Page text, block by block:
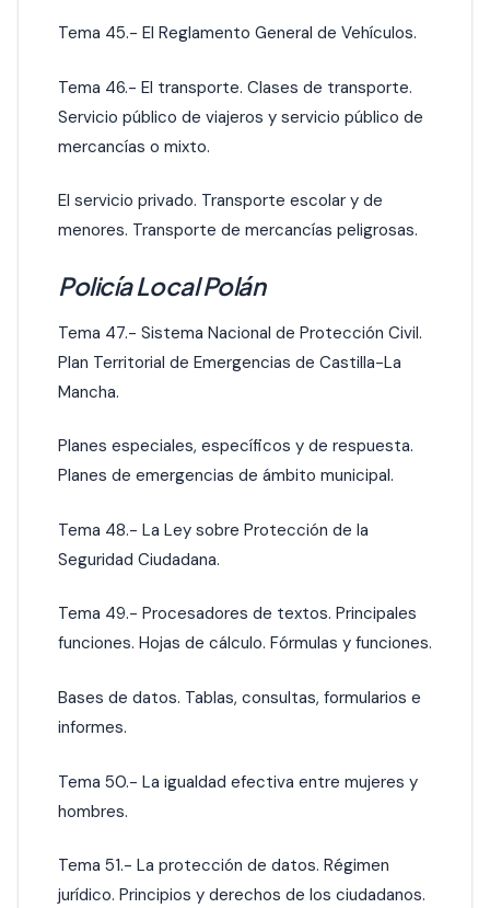
Tema 45.- El Reglamento General de Vehículos.
Tema 46.- El transporte. Clases de transporte.
Servicio público de viajeros y servicio público de
mercancías o mixto.
El servicio privado. Transporte escolar y de
menores. Transporte de mercancías peligrosas.
Policía Local Polán
Tema 47.- Sistema Nacional de Protección Civil.
Plan Territorial de Emergencias de Castilla-La
Mancha.
Planes especiales, específicos y de respuesta.
Planes de emergencias de ámbito municipal.
Tema 48.- La Ley sobre Protección de la
Seguridad Ciudadana.
Tema 49.- Procesadores de textos. Principales
funciones. Hojas de cálculo. Fórmulas y funciones.
Bases de datos. Tablas, consultas, formularios e
informes.
Tema 50.- La igualdad efectiva entre mujeres y
hombres.
Tema 51.- La protección de datos. Régimen
jurídico. Principios y derechos de los ciudadanos.